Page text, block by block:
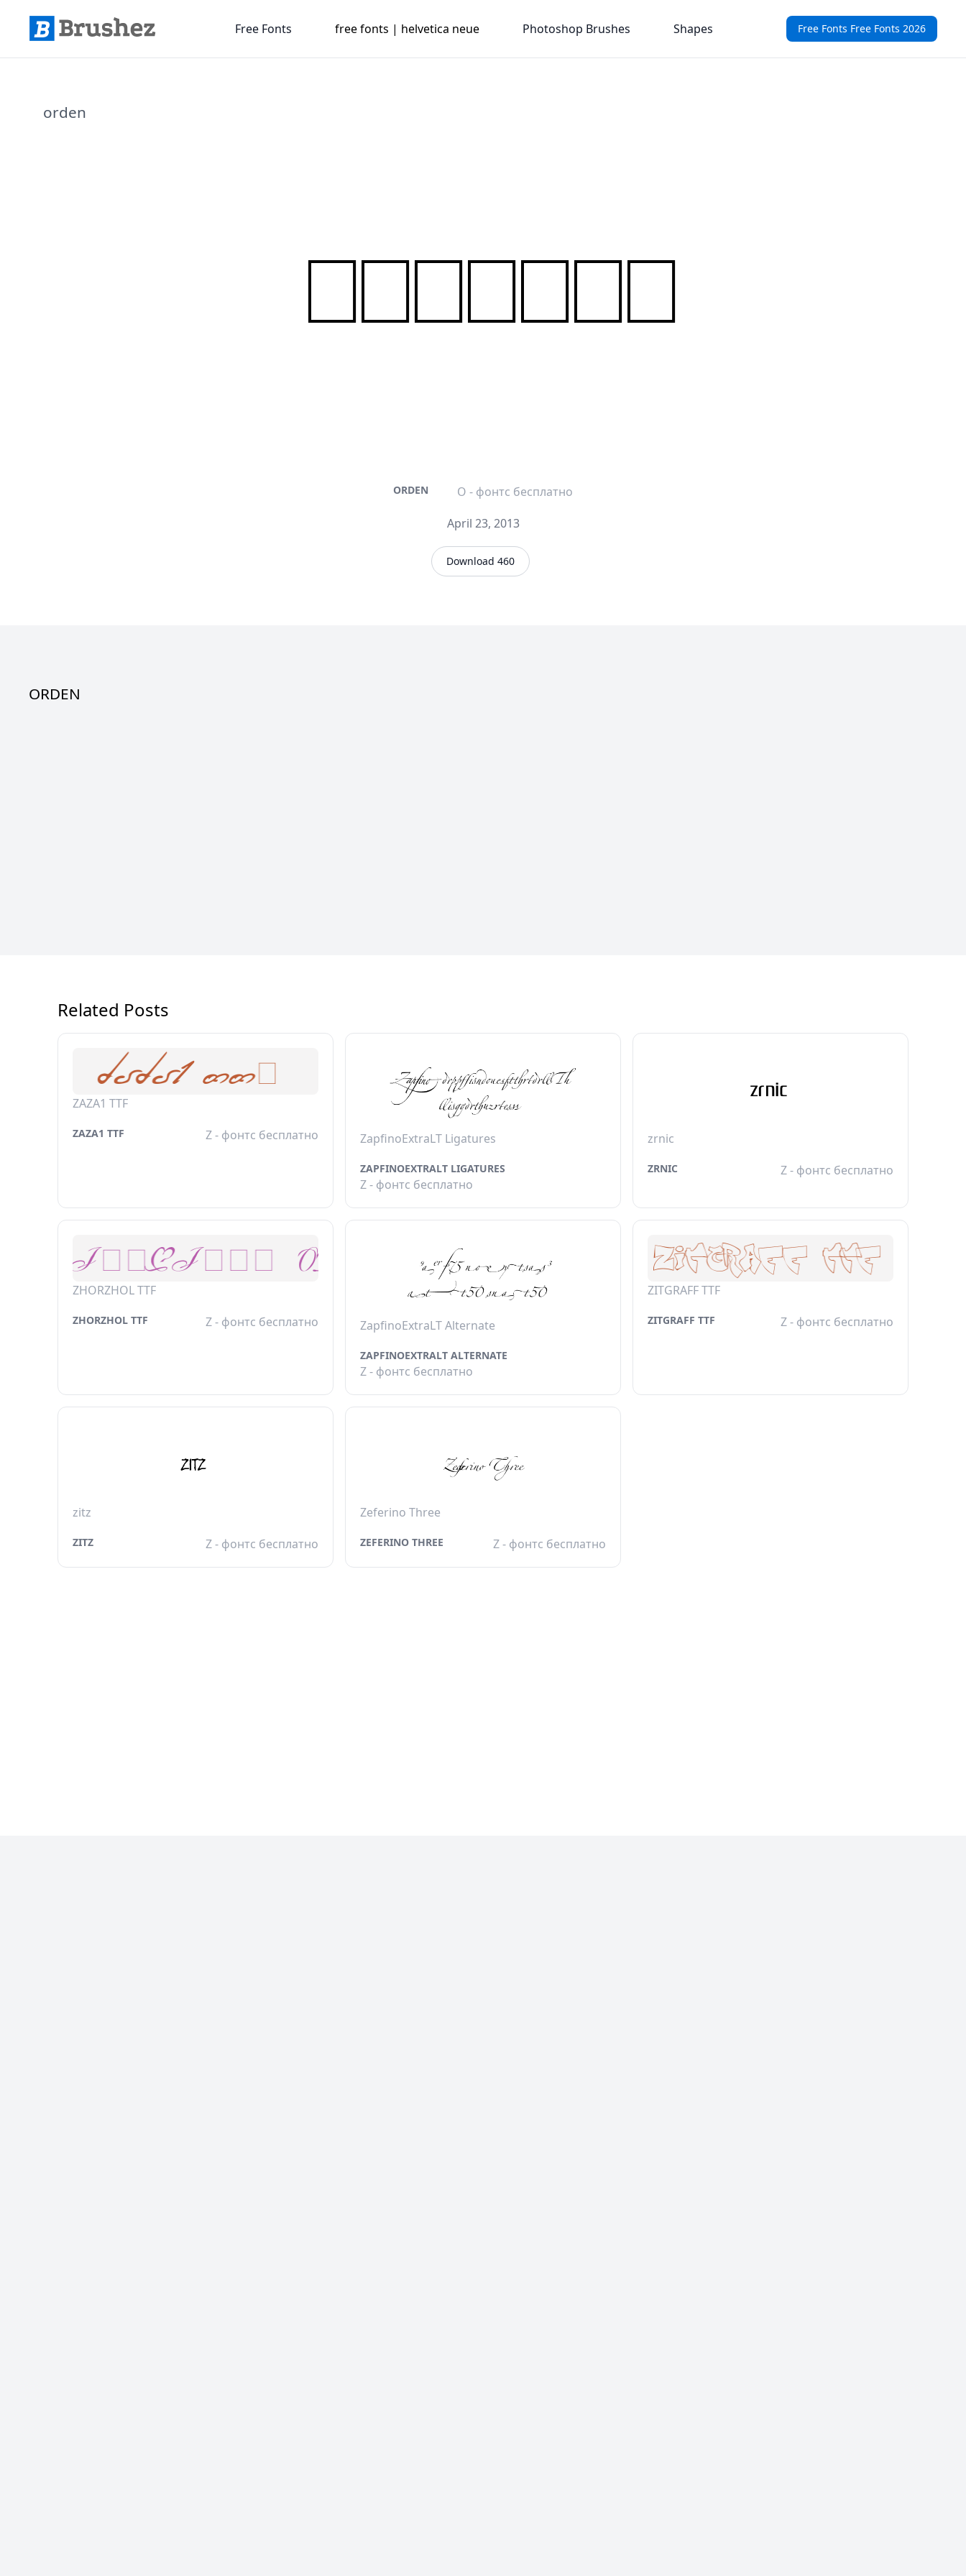
Free Fonts Free Fonts 2026
Free Fonts free fonts | helvetica neue Photoshop Brushes Shapes
orden
ORDEN
O - фонтс бесплатно
April 23, 2013
Download 460
ORDEN
Related Posts
ZAZA1 TTF
ZAZA1 TTF Z - фонтс бесплатно ZapfinoExtraLT Ligatures
ZAPFINOEXTRALT LIGATURES
Z - фонтс бесплатно
zrnic
ZRNIC Z - фонтс бесплатно
ZHORZHOL TTF
ZHORZHOL TTF Z - фонтс бесплатно ZapfinoExtraLT Alternate
ZAPFINOEXTRALT ALTERNATE
Z - фонтс бесплатно
ZITGRAFF TTF
ZITGRAFF TTF Z - фонтс бесплатно
zitz
ZITZ Z - фонтс бесплатно
Zeferino Three
ZEFERINO THREE Z - фонтс бесплатно